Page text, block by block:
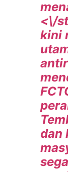
<\/
kini
dan